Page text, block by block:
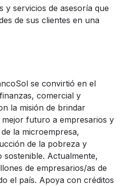
y servicios de asesoría que
de sus clientes en una
se convirtió en el
comercial y
la misión de brindar
futuro a empresarios y
la microempresa,
de la pobreza y
Actualmente,
de empresarios/as de
el país. Apoya con créditos